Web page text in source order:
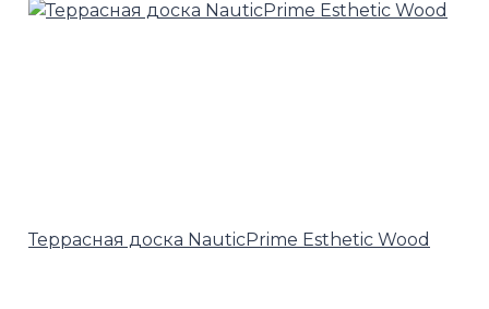
Террасная доска NauticPrime Esthetic Wood